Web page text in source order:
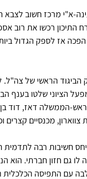
א"י מרכז חשוב לצבא
רכשו את רוב
אז לספק הגדול
הראשי של צה"ל.
הציוני שלטו בענף
הממשלה דאז, דוד בן-
מכנסיים
חשיבות רבה לתדמית
לו גם חזון חברתי. הוא
עם התפיסה